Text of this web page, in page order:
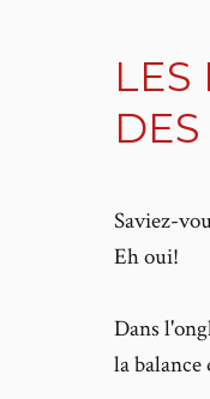
LES
Saviez-
Eh oui!
Dans
la